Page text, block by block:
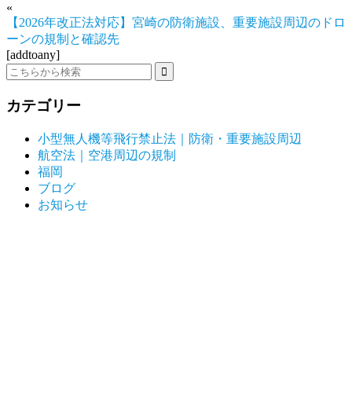
«
【2026年改正法対応】宮崎の防衛施設、重要施設周辺のドロ
ーンの規制と確認先
[addtoany]
カテゴリー
小型無人機等飛行禁止法｜防衛・重要施設周辺
航空法｜空港周辺の規制
福岡
ブログ
お知らせ